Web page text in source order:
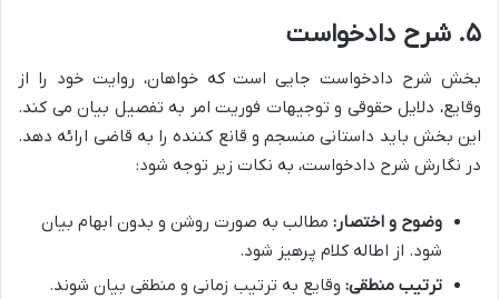
۵. شرح دادخواست
بخش شرح دادخواست جایی است که خواهان، روایت خود را از
وقایع، دلایل حقوقی و توجیهات فوریت امر به تفصیل بیان می کند.
این بخش باید داستانی منسجم و قانع کننده را به قاضی ارائه دهد.
در نگارش شرح دادخواست، به نکات زیر توجه شود:
وضوح و اختصار: مطالب به صورت روشن و بدون ابهام بیان
شود. از اطاله کلام پرهیز شود.
ترتیب منطقی: وقایع به ترتیب زمانی و منطقی بیان شوند.